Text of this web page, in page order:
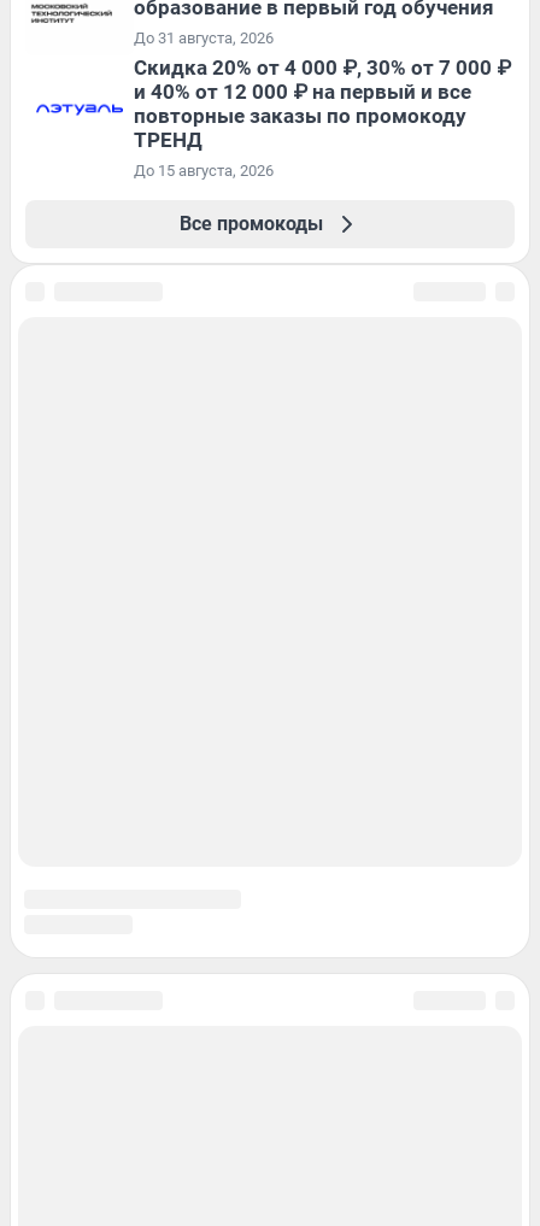
образование в первый год обучения
До 31 августа, 2026
Скидка 20% от 4 000 ₽, 30% от 7 000 ₽
и 40% от 12 000 ₽ на первый и все
повторные заказы по промокоду
ТРЕНД
До 15 августа, 2026
Все промокоды